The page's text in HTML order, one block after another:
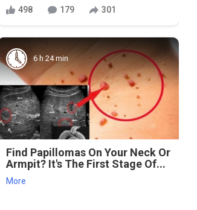
498 179 301
6 h 24 min
Find Papillomas On Your Neck Or
Armpit? It's The First Stage Of...
More